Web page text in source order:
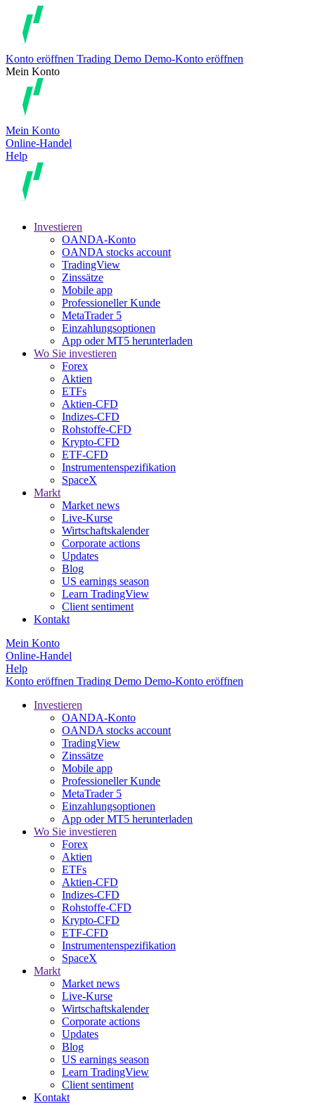
Konto eröffnen Trading Demo Demo-Konto eröffnen
Mein Konto
Mein Konto
Online-Handel
Help
Investieren
OANDA-Konto
OANDA stocks account
TradingView
Zinssätze
Mobile app
Professioneller Kunde
MetaTrader 5
Einzahlungsoptionen
App oder MT5 herunterladen
Wo Sie investieren
Forex
Aktien
ETFs
Aktien-CFD
Indizes-CFD
Rohstoffe-CFD
Krypto-CFD
ETF-CFD
Instrumentenspezifikation
SpaceX
Markt
Market news
Live-Kurse
Wirtschaftskalender
Corporate actions
Updates
Blog
US earnings season
Learn TradingView
Client sentiment
Kontakt
Mein Konto
Online-Handel
Help
Konto eröffnen Trading Demo Demo-Konto eröffnen
Investieren
OANDA-Konto
OANDA stocks account
TradingView
Zinssätze
Mobile app
Professioneller Kunde
MetaTrader 5
Einzahlungsoptionen
App oder MT5 herunterladen
Wo Sie investieren
Forex
Aktien
ETFs
Aktien-CFD
Indizes-CFD
Rohstoffe-CFD
Krypto-CFD
ETF-CFD
Instrumentenspezifikation
SpaceX
Markt
Market news
Live-Kurse
Wirtschaftskalender
Corporate actions
Updates
Blog
US earnings season
Learn TradingView
Client sentiment
Kontakt